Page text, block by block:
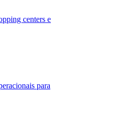
centers e
para